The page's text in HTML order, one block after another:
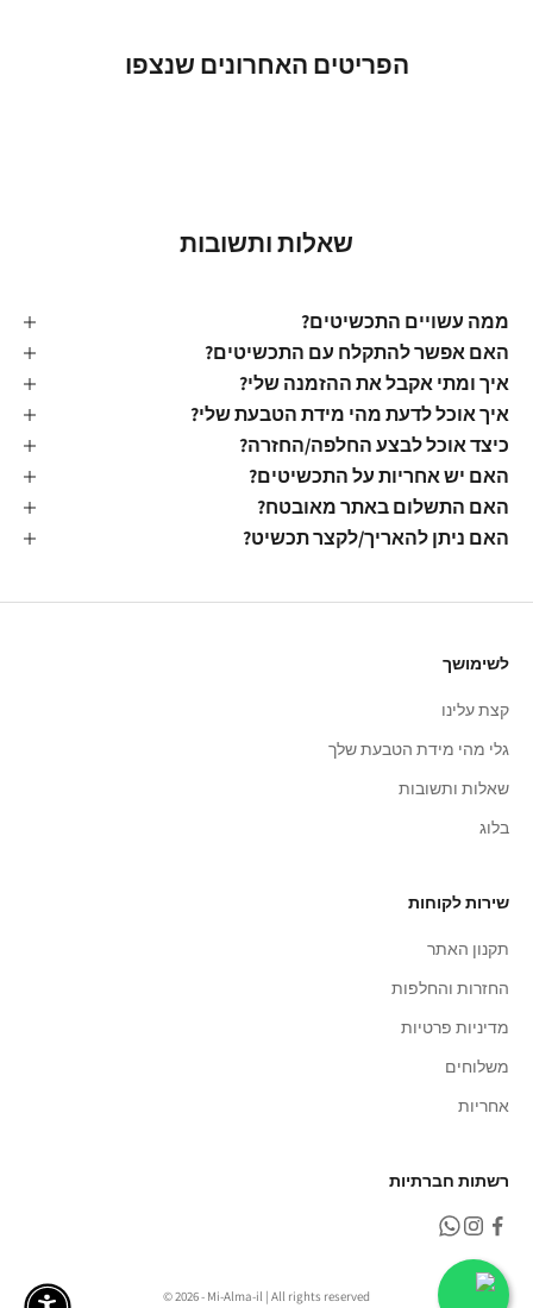
הפריטים האחרונים שנצפו
שאלות ותשובות
ממה עשויים התכשיטים?
האם אפשר להתקלח עם התכשיטים?
איך ומתי אקבל את ההזמנה שלי?
איך אוכל לדעת מהי מידת הטבעת שלי?
כיצד אוכל לבצע החלפה/החזרה?
האם יש אחריות על התכשיטים?
האם התשלום באתר מאובטח?
האם ניתן להאריך/לקצר תכשיט?
לשימושך
קצת עלינו
גלי מהי מידת הטבעת שלך
שאלות ותשובות
בלוג
שירות לקוחות
תקנון האתר
החזרות והחלפות
מדיניות פרטיות
משלוחים
אחריות
רשתות חברתיות
© 2026 - Mi-Alma-il | All rights reserved